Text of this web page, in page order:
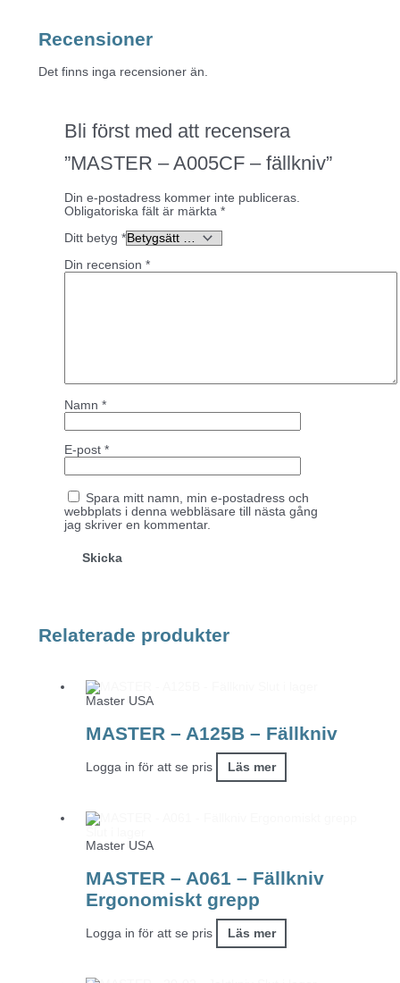
Recensioner
Det finns inga recensioner än.
Bli först med att recensera
”MASTER – A005CF – fällkniv”
Din e-postadress kommer inte publiceras.
Obligatoriska fält är märkta *
Ditt betyg *
Din recension *
Namn *
E-post *
Spara mitt namn, min e-postadress och
webbplats i denna webbläsare till nästa gång
jag skriver en kommentar.
Relaterade produkter
Master USA
MASTER – A125B – Fällkniv
Logga in för att se pris Läs mer
Master USA
MASTER – A061 – Fällkniv
Ergonomiskt grepp
Logga in för att se pris Läs mer